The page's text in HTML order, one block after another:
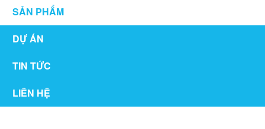
SẢN PHẨM
DỰ ÁN
TIN TỨC
LIÊN HỆ